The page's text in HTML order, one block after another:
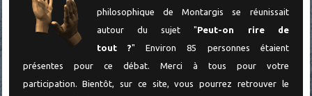
philosophique de Montargis se réunissait
autour du sujet "Peut-on rire de
tout ?" Environ 85 personnes étaient
présentes pour ce débat. Merci à tous pour votre
participation.Bientôt, sur ce site, vous pourrez retrouver le